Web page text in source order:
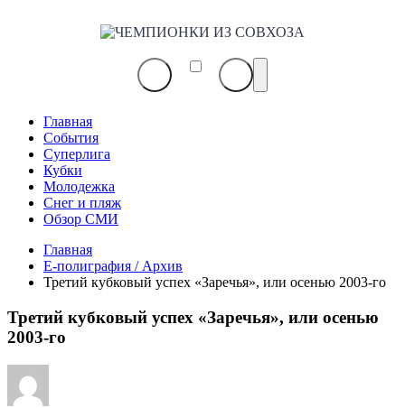
ЧЕМПИОНКИ
СОВХОЗА
Главная
События
Суперлига
Кубки
Молодежка
Снег и пляж
Обзор СМИ
Главная
E-полиграфия / Архив
Третий кубковый успех «Заречья», или осенью 2003-го
Третий кубковый успех «Заречья», или осенью
2003-го